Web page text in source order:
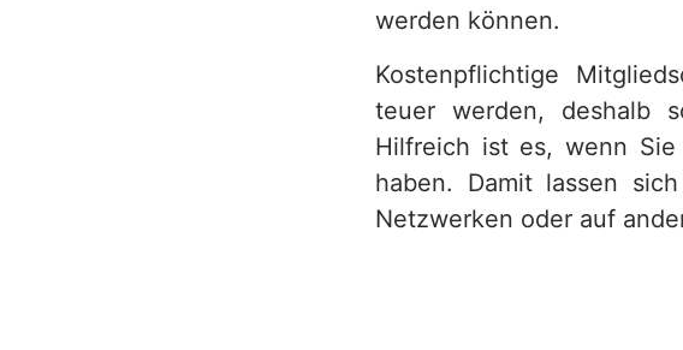
werden können.
Kostenpflichtige
teuer werden, deshalb
Hilfreich ist es, wenn Sie
haben. Damit lassen
Netzwerken oder auf